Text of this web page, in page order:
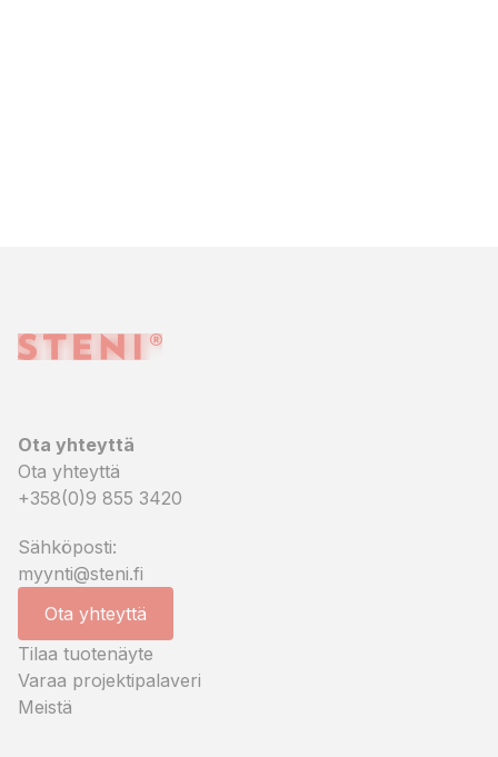
Ota yhteyttä
Ota yhteyttä
+358(0)9 855 3420
Sähköposti:
myynti@steni.fi
Ota yhteyttä
Tilaa tuotenäyte
Varaa projektipalaveri
Meistä